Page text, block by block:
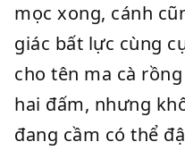
mọc xong, cánh
giác bất lực cùng
cho tên ma cà
hai đấm, nhưng
đang cầm có thể